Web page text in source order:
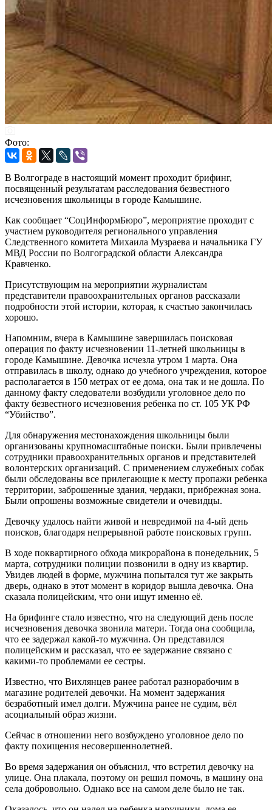
Фото:
В Волгограде в настоящий момент проходит брифинг,
посвященный результатам расследования безвестного
исчезновения школьницы в городе Камышине.
Как сообщает “СоцИнформБюро”, мероприятие проходит с
участием руководителя регионального управления
Следственного комитета Михаила Музраева и начальника ГУ
МВД России по Волгоградской области Александра
Кравченко.
Присутствующим на мероприятии журналистам
представители правоохранительных органов рассказали
подробности этой истории, которая, к счастью закончилась
хорошо.
Напомним, вчера в Камышине завершилась поисковая
операция по факту исчезновении 11-летней школьницы в
городе Камышине. Девочка исчезла утром 1 марта. Она
отправилась в школу, однако до учебного учреждения, которое
располагается в 150 метрах от ее дома, она так и не дошла. По
данному факту следователи возбудили уголовное дело по
факту безвестного исчезновения ребенка по ст. 105 УК РФ
“Убийство”.
Для обнаружения местонахождения школьницы были
организованы крупномасштабные поиски. Были привлечены
сотрудники правоохранительных органов и представителей
волонтерских организаций. С применением служебных собак
были обследованы все прилегающие к месту пропажи ребенка
территории, заброшенные здания, чердаки, прибрежная зона.
Были опрошены возможные свидетели и очевидцы.
Девочку удалось найти живой и невредимой на 4-ый день
поисков, благодаря непрерывной работе поисковых групп.
В ходе поквартирного обхода микрорайона в понедельник, 5
марта, сотрудники полиции позвонили в одну из квартир.
Увидев людей в форме, мужчина попытался тут же закрыть
дверь, однако в этот момент в коридор вышла девочка. Она
сказала полицейским, что они ищут именно её.
На брифинге стало известно, что на следующий день после
исчезновения девочка звонила матери. Тогда она сообщила,
что ее задержал какой-то мужчина. Он представился
полицейским и рассказал, что ее задержание связано с
какими-то проблемами ее сестры.
Известно, что Вихлянцев ранее работал разнорабочим в
магазине родителей девочки. На момент задержания
безработный имел долги. Мужчина ранее не судим, вёл
асоциальный образ жизни.
Сейчас в отношении него возбуждено уголовное дело по
факту похищения несовершеннолетней.
Во время задержания он объяснил, что встретил девочку на
улице. Она плакала, поэтому он решил помочь, в машину она
села добровольно. Однако все на самом деле было не так.